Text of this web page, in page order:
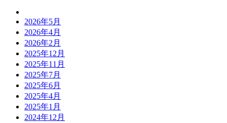
2026年5月
2026年4月
2026年2月
2025年12月
2025年11月
2025年7月
2025年6月
2025年4月
2025年1月
2024年12月